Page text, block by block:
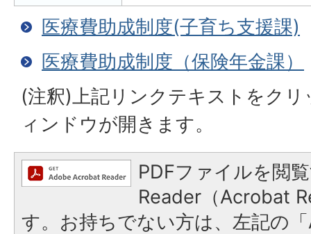
医療費助成制度(子育ち支援課)
医療費助成制度（保険年金課）
(注釈)上記リンクテキストをク
ィンドウが開きます。
PDFファイルを閲
Reader（Acrobat
す。お持ちでない方は、左記の